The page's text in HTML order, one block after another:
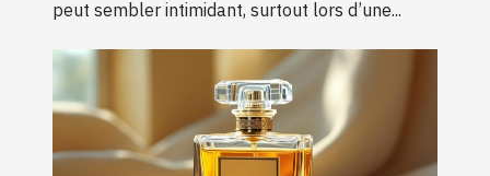
peut sembler intimidant, surtout lors d’une...